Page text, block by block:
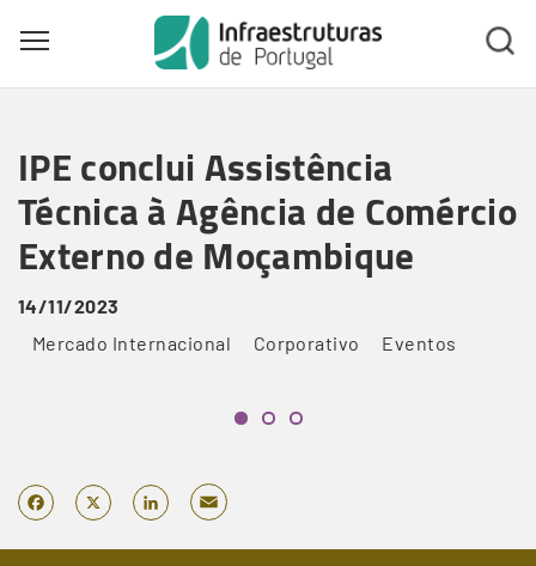
main
content
Toggle main menu visibility
IPE conclui Assistência
Técnica à Agência de Comércio
Externo de Moçambique
14/11/2023
Mercado Internacional
Corporativo Eventos
Facebook
X LinkedIn